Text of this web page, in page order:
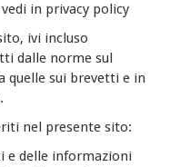
vedi in privacy policy
ivi incluso
dalle norme sul
quelle sui brevetti e in
nel presente sito:
e delle informazioni